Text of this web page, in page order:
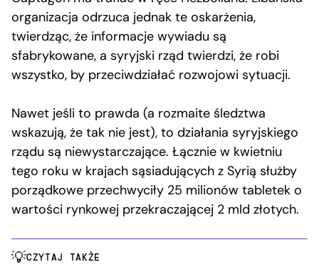
organizacja odrzuca jednak te oskarżenia,
twierdząc, że informacje wywiadu są
sfabrykowane, a syryjski rząd twierdzi, że robi
wszystko, by przeciwdziałać rozwojowi sytuacji.
Nawet jeśli to prawda (a rozmaite śledztwa
wskazują, że tak nie jest), to działania syryjskiego
rządu są niewystarczające. Łącznie w kwietniu
tego roku w krajach sąsiadujących z Syrią służby
porządkowe przechwyciły 25 milionów tabletek o
wartości rynkowej przekraczającej 2 mld złotych.
CZYTAJ TAKŻE